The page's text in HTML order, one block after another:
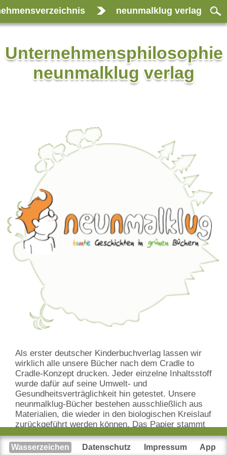
neunmalklug verlag
Unternehmensphilosophie
neunmalklug verlag
Als erster deutscher Kinderbuchverlag lassen wir
wirklich alle unsere Bücher nach dem Cradle to
Cradle-Konzept drucken. Jeder einzelne Inhaltsstoff
wurde dafür auf seine Umwelt- und
Gesundheitsverträglichkeit hin getestet. Unsere
neunmalklug-Bücher bestehen ausschließlich aus
Materialien, die wieder in den biologischen Kreislauf
zurückgeführt werden können. Das Papier stammt
aus zertifizierten Wäldern und wird mit
Pflanzenölfarben bedruckt. Die Herstellung der
Wasserzeichen Datenschutz Impressum App